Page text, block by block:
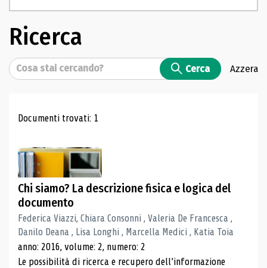
Ricerca
Cerca Cerca Azzera
Risultati di ricerca
Documenti trovati: 1
Chi siamo? La descrizione fisica e logica del
documento
Federica Viazzi, Chiara Consonni , Valeria De Francesca ,
Danilo Deana , Lisa Longhi , Marcella Medici , Katia Toia
anno: 2016, volume: 2, numero: 2
Le possibilità di ricerca e recupero dell’informazione